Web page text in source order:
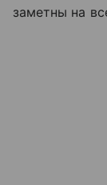
заметны на